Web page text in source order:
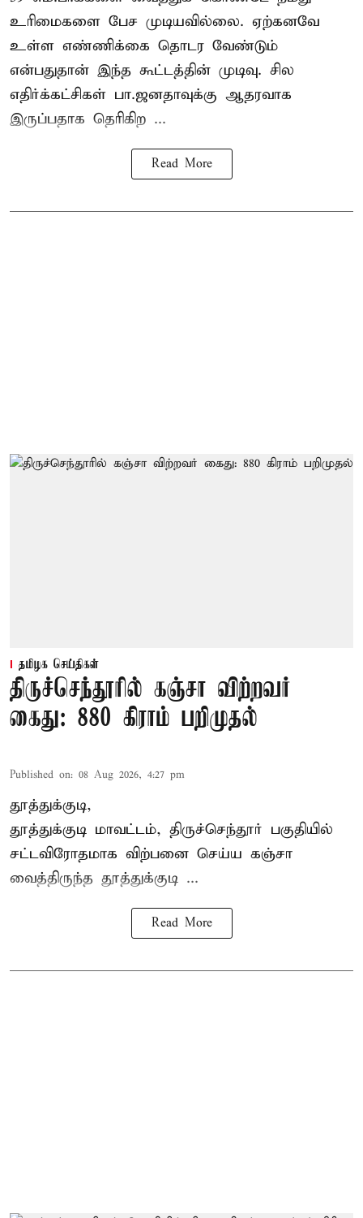
உரிமைகளை பேச முடியவில்லை. ஏற்கனவே
உள்ள எண்ணிக்கை தொடர வேண்டும்
என்பதுதான் இந்த கூட்டத்தின் முடிவு. சில
எதிர்க்கட்சிகள் பா.ஜனதாவுக்கு ஆதரவாக
இருப்பதாக தெரிகிற ...
Read More
தமிழக செய்திகள்
திருச்செந்தூரில் கஞ்சா விற்றவர்
கைது: 880 கிராம் பறிமுதல்
Published on: 08 Aug 2026, 4:27 pm
தூத்துக்குடி,
தூத்துக்குடி மாவட்டம், திருச்செந்தூர் பகுதியில்
சட்டவிரோதமாக விற்பனை செய்ய கஞ்சா
வைத்திருந்த தூத்துக்குடி ...
Read More